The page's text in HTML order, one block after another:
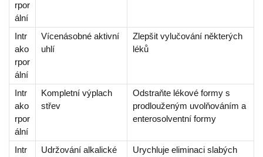
rpor
ální
Intr
ako
rpor
ální
Vícenásobné aktivní
uhlí
Zlepšit vylučování některých
léků
Intr
ako
rpor
ální
Kompletní výplach
střev
Odstraňte lékové formy s
prodlouženým uvolňováním a
enterosolventní formy
Intr
Udržování alkalické
Urychluje eliminaci slabých